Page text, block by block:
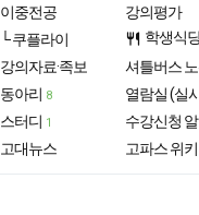
이중전공
└ 쿠플라이
강의자료·족보
동아리 8
스터디 1
고대뉴스
강의평가
restaurant 학생식
셔틀버스
열람실 (실
수강신청
고파스 위키